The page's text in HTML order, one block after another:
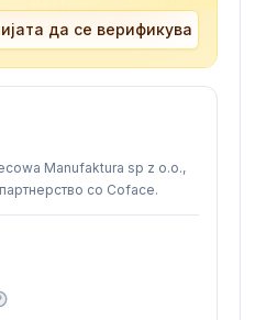
да се верификува
Manufaktura sp z o.o.,
со Coface.